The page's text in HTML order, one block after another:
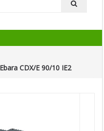
CDX/E 90/10 IE2